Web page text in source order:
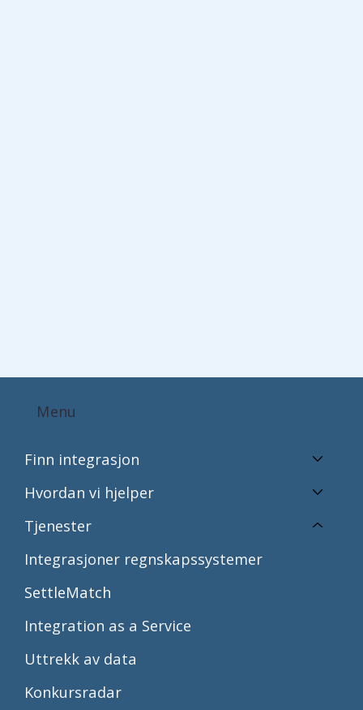
Menu
Finn integrasjon
Hvordan vi hjelper
Tjenester
Integrasjoner regnskapssystemer
SettleMatch
Integration as a Service
Uttrekk av data
Konkursradar